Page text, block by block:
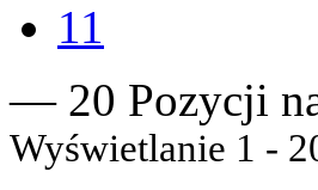
11
— 20 Pozycji
Wyświetlanie 1 -